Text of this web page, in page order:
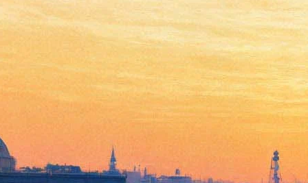
Сенсация в стиле рэп:
Гнойный завалил
Оксимирона
Версия для печати